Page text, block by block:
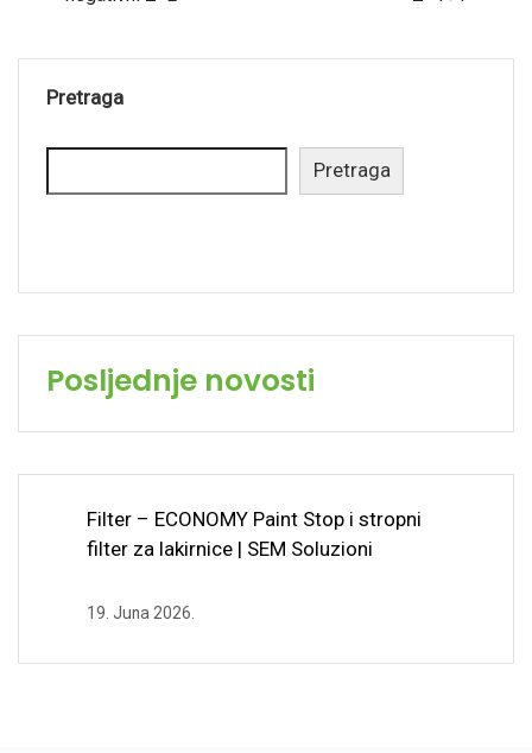
Pretraga
Pretraga
Posljednje novosti
Filter – ECONOMY Paint Stop i stropni
filter za lakirnice | SEM Soluzioni
19. Juna 2026.